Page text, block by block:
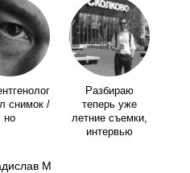
снимок /
но
Разбираю
теперь уже
летние съемки,
интервью